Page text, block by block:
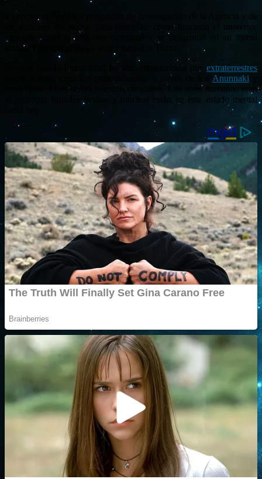
las misiones necesarias para descubrir cómo funciona el universo,
explorar cómo el universo comenzó y se desarrolló en su forma
actual, Y buscar planetas semejantes a la Tierra.
Se cree que la humanidad ha sido monitoreada por extraterrestres
desde nuestra creación principalmente a través de los Anunnaki
otras razas. Ellos serían nuestros creadores. Los seres humanos eran
al principio brutales bestias y muchos están en este estado mental